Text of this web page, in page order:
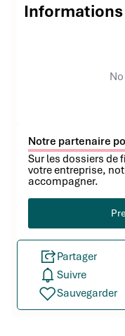
Notre partenaire
Sur les dossiers
votre entreprise,
accompagner.
Partager
Suivre
Sauvegarder